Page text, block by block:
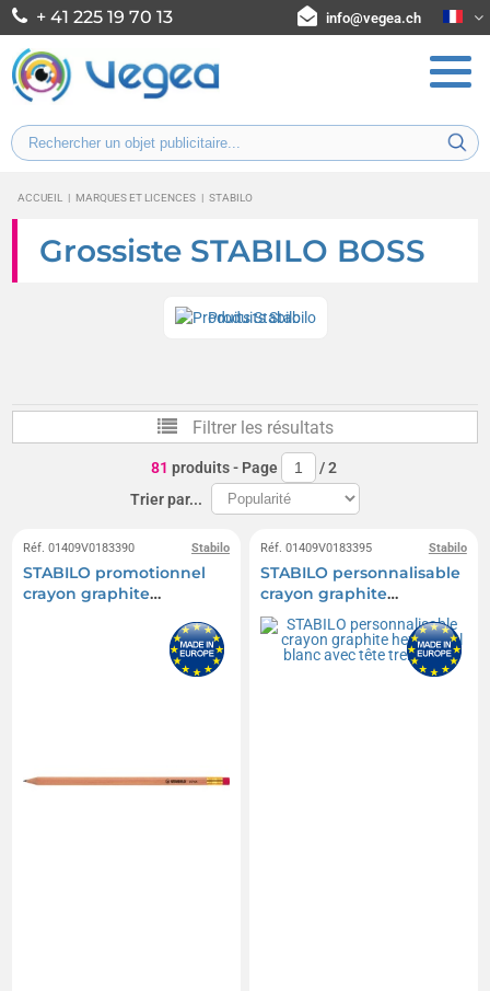
+ 41 225 19 70 13 info@vegea.ch
ACCUEIL | MARQUES ET LICENCES | STABILO
Grossiste STABILO BOSS
Produits Stabilo
Filtrer les résultats
81 produits- Page /2
Trier par...
Stabilo
Réf. 01409V0183390
STABILO promotionnel
crayon graphite
Stabilo
Réf. 01409V0183395
STABILO personnalisable
crayon graphite
hexagonal blanc avec
tête trempée